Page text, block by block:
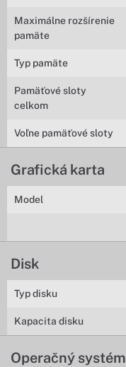
Maximálne rozšírenie
pamäte
Typ pamäte
Pamäťové sloty
celkom
Voľne pamäťové sloty
Grafická karta
Model
Disk
Typ disku
Kapacita disku
Operačný systém